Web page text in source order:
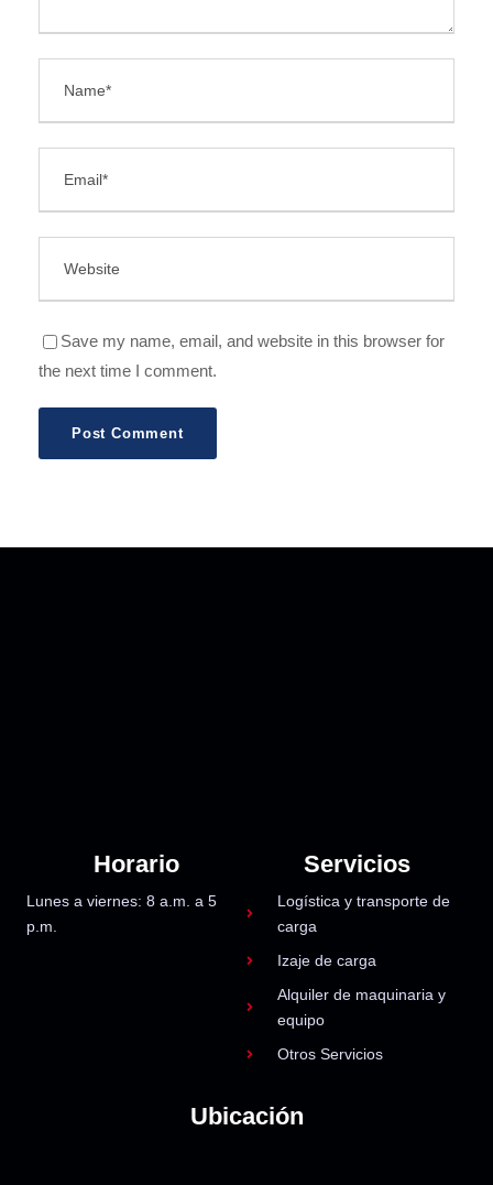
Save my name, email, and website in this browser for
the next time I comment.
Horario
Lunes a viernes: 8 a.m. a 5
p.m.
Servicios
Logística y transporte de
carga
Izaje de carga
Alquiler de maquinaria y
equipo
Otros Servicios
Ubicación